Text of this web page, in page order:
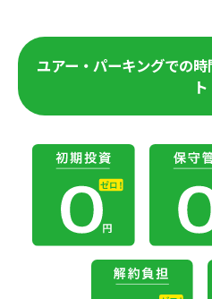
ユアー・パーキングでの
ト